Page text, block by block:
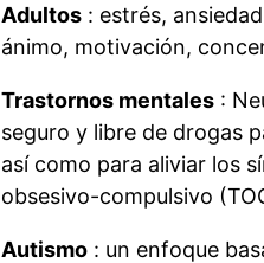
Adultos : estrés,
ánimo, motivación,
Trastornos mentales :
seguro y libre de drogas
así como para aliviar los
obsesivo-compulsivo
Autismo : un enfoque